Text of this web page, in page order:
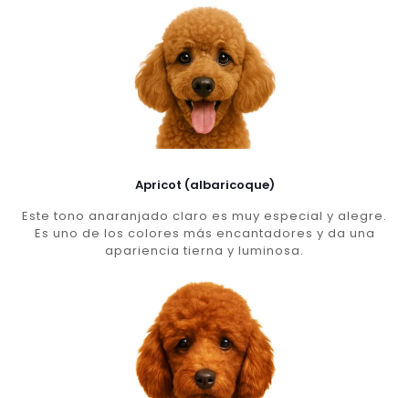
Apricot (albaricoque)
Este tono anaranjado claro es muy especial y alegre.
Es uno de los colores más encantadores y da una
apariencia tierna y luminosa.